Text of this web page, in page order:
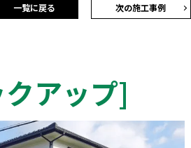
次の施工事例
一覧に戻る
クアップ]